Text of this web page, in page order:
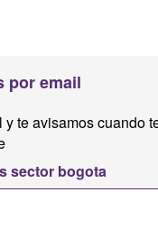
por email
y te avisamos cuando
sector bogota